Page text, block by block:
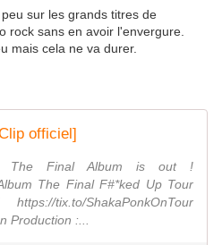
sur les grands titres de
rock sans en avoir l'envergure.
mais cela ne va durer.
officiel]
The Final Album is out !
The Final F#*ked Up Tour
tix.to/ShakaPonkOnTour
Production :...